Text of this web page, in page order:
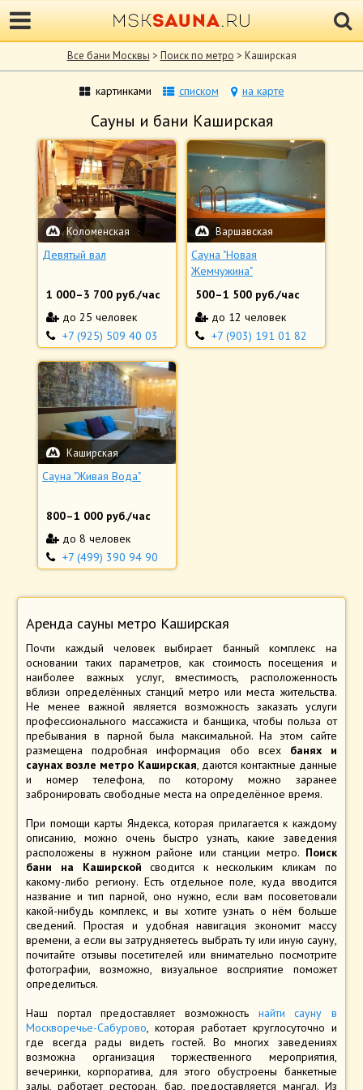
Все бани Москвы > Поиск по метро > Каширская
картинками списком на карте
Сауны и бани Каширская
Коломенская
Девятый вал
1 000–3 700 руб./час
до 25 человек
+7 (925) 509 40 03
Варшавская
Сауна "Новая
Жемчужина"
500–1 500 руб./час
до 12 человек
+7 (903) 191 01 82
Каширская
Сауна "Живая Вода"
800–1 000 руб./час
до 8 человек
+7 (499) 390 94 90
Аренда сауны метро Каширская
Почти каждый человек выбирает банный комплекс на
основании таких параметров, как стоимость посещения и
наиболее важных услуг, вместимость, расположенность
вблизи определённых станций метро или места жительства.
Не менее важной является возможность заказать услуги
профессионального массажиста и банщика, чтобы польза от
пребывания в парной была максимальной. На этом сайте
размещена подробная информация обо всех банях и
саунах возле метро Каширская, даются контактные данные
и номер телефона, по которому можно заранее
забронировать свободные места на определённое время.
При помощи карты Яндекса, которая прилагается к каждому
описанию, можно очень быстро узнать, какие заведения
расположены в нужном районе или станции метро. Поиск
бани на Каширской сводится к нескольким кликам по
какому-либо региону. Есть отдельное поле, куда вводится
название и тип парной, оно нужно, если вам посоветовали
какой-нибудь комплекс, и вы хотите узнать о нём больше
сведений. Простая и удобная навигация экономит массу
времени, а если вы затрудняетесь выбрать ту или иную сауну,
почитайте отзывы посетителей или внимательно посмотрите
фотографии, возможно, визуальное восприятие поможет
определиться.
Наш портал предоставляет возможность найти сауну в
Москворечье-Сабурово, которая работает круглосуточно и
где всегда рады видеть гостей. Во многих заведениях
возможна организация торжественного мероприятия,
вечеринки, корпоратива, для этого обустроены банкетные
залы, работает ресторан, бар, предоставляется мангал. Из